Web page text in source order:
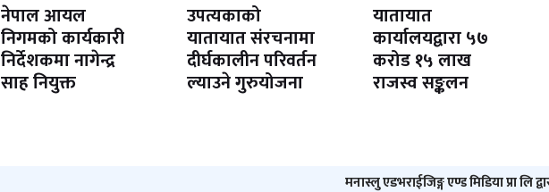
नेपाल आयल
निगमको कार्यकारी
निर्देशकमा नागेन्द्र
साह नियुक्त
उपत्यकाको
यातायात संरचनामा
दीर्घकालीन परिवर्तन
ल्याउने गुरुयोजना
यातायात
कार्यालयद्वारा ५७
करोड १५ लाख
राजस्व सङ्कलन
मनास्लु एडभराईजिङ्ग एण्ड मिडिया प्रा लि